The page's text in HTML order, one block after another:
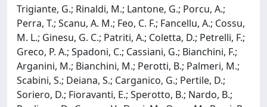
Trigiante, G.; Rinaldi, M.; Lantone, G.; Porcu, A.;
Perra, T.; Scanu, A. M.; Feo, C. F.; Fancellu, A.; Cossu,
M. L.; Ginesu, G. C.; Patriti, A.; Coletta, D.; Petrelli, F.;
Greco, P. A.; Spadoni, C.; Cassiani, G.; Bianchini, F.;
Arganini, M.; Bianchini, M.; Perotti, B.; Palmeri, M.;
Scabini, S.; Deiana, S.; Carganico, G.; Pertile, D.;
Soriero, D.; Fioravanti, E.; Sperotto, B.; Nardo, B.;